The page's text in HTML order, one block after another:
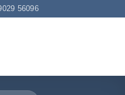
56096